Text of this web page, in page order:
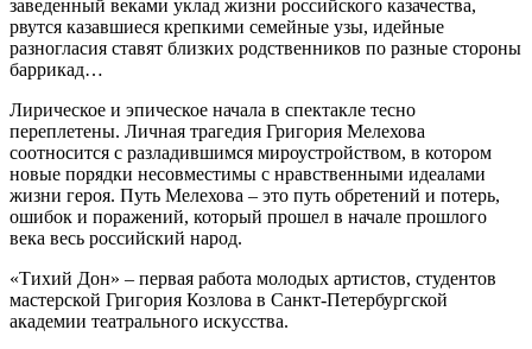
заведенный веками уклад жизни российского казачества,
рвутся казавшиеся крепкими семейные узы, идейные
разногласия ставят близких родственников по разные стороны
баррикад…
Лирическое и эпическое начала в спектакле тесно
переплетены. Личная трагедия Григория Мелехова
соотносится с разладившимся мироустройством, в котором
новые порядки несовместимы с нравственными идеалами
жизни героя. Путь Мелехова – это путь обретений и потерь,
ошибок и поражений, который прошел в начале прошлого
века весь российский народ.
«Тихий Дон» – первая работа молодых артистов, студентов
мастерской Григория Козлова в Санкт-Петербургской
академии театрального искусства.